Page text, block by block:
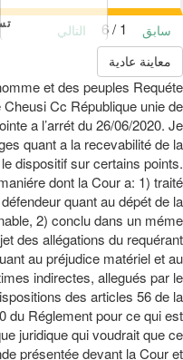
سابق
التالي
معاينة عادية
et des peuples Requéte
Cc République unie de
a l’arrét du 26/06/2020. Je
quant a la recevabilité de la
dispositif sur certains points.
dont la Cour a: 1) traité
quant au dépét de la
2) conclu dans un méme
des allégations du requérant
au préjudice matériel et au
indirectes, allegués par le
des articles 56 de la
du Réglement pour ce qui est
juridique qui voudrait que ce
présentée devant la Cour et